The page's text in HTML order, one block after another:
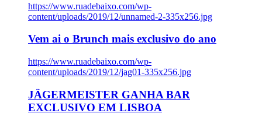
https://www.ruadebaixo.com/wp-
content/uploads/2019/12/unnamed-2-335x256.jpg
Vem ai o Brunch mais exclusivo do ano
https://www.ruadebaixo.com/wp-
content/uploads/2019/12/jag01-335x256.jpg
JÄGERMEISTER GANHA BAR
EXCLUSIVO EM LISBOA